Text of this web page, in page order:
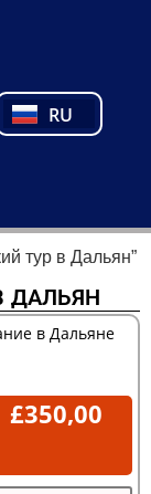
RU
PT
TR
тур в Дальян”
ДАЛЬЯН
в Дальяне
£350,00